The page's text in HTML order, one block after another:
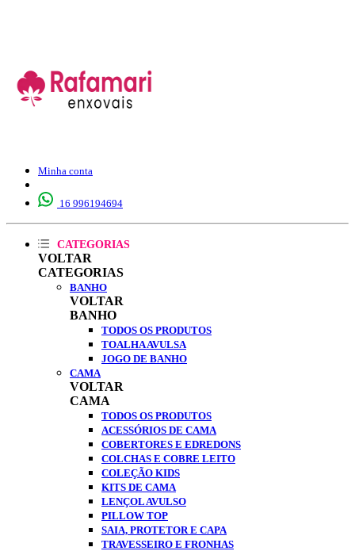
Minha conta
16 996194694
CATEGORIAS
VOLTAR
CATEGORIAS
BANHO
VOLTAR
BANHO
TODOS OS PRODUTOS
TOALHA AVULSA
JOGO DE BANHO
CAMA
VOLTAR
CAMA
TODOS OS PRODUTOS
ACESSÓRIOS DE CAMA
COBERTORES E EDREDONS
COLCHAS E COBRE LEITO
COLEÇÃO KIDS
KITS DE CAMA
LENÇOL AVULSO
PILLOW TOP
SAIA, PROTETOR E CAPA
TRAVESSEIRO E FRONHAS